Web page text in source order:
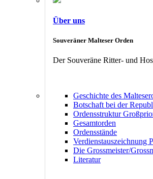
Über uns
Souveräner Malteser Orden
Der Souveräne Ritter- und
Geschichte des
Botschaft bei der
Ordensstruktur
Gesamtorden
Ordensstände
Verdienstauszeichnung
Die Grossmeister/
Literatur